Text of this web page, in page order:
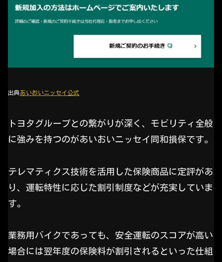
出典あいおいニッセイ公式
トヨタグループとの繋がりが深く、モビリティ全般
に強みを持つのがあいおいニッセイ同和損保です。
テレマティクス技術を活用した保険商品に定評があ
り、運転特性に応じた割引制度などが充実していま
す。
業務用バイクであっても、安全運転のスコアが高い
場合には翌年度の保険料が割引されるといった仕組